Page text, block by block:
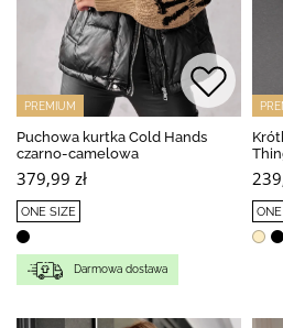
PREMIUM
Puchowa kurtka Cold Hands
czarno-camelowa
379,99 zł
ONE SIZE
Darmowa dostawa